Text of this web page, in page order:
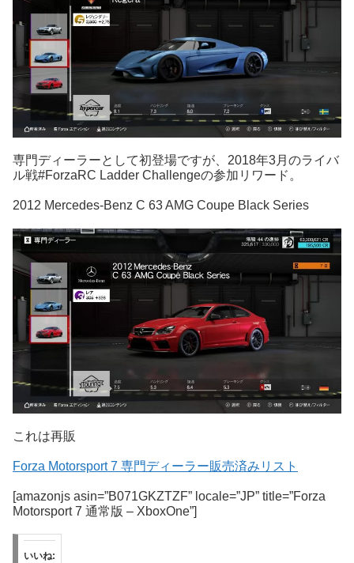
専門ディーラーとして初登場ですが、2018年3月のライバ
ル戦#ForzaRC Ladder Challengeの参加リワード。
2012 Mercedes-Benz C 63 AMG Coupe Black Series
これは再販
Forza Motorsport 7 専門ディーラー販売済みリスト
[amazonjs asin=”B071GKZTZF” locale=”JP” title=”Forza
Motorsport 7 通常版 – XboxOne”]
いいね: